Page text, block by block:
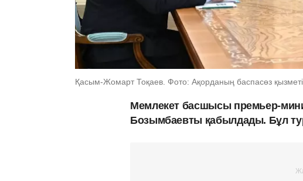
Қасым-Жомарт Тоқаев. Фото: Ақорданың баспасөз қызметі
Мемлекет басшысы премьер-
Бозымбаевты қабылдады. Бұл